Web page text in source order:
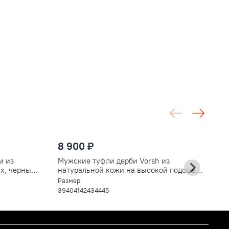
из
черные
8 900 ₽
Мужские туфли дерби Vorsh из
натуральной кожи на высокой подошве,
V5890чер
Размер
39404142434445